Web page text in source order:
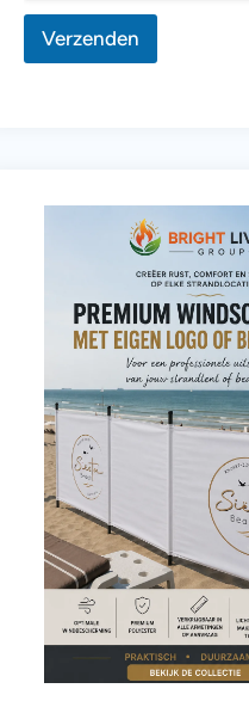
Verzenden